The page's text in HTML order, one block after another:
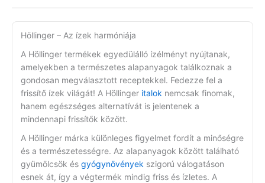
Höllinger – Az ízek harmóniája
A Höllinger termékek egyedülálló ízélményt nyújtanak,
amelyekben a természetes alapanyagok találkoznak a
gondosan megválasztott receptekkel. Fedezze fel a
frissítő ízek világát! A Höllinger italok nemcsak finomak,
hanem egészséges alternatívát is jelentenek a
mindennapi frissítők között.
A Höllinger márka különleges figyelmet fordít a minőségre
és a természetességre. Az alapanyagok között található
gyümölcsök és gyógynövények szigorú válogatáson
esnek át, így a végtermék mindig friss és ízletes. A